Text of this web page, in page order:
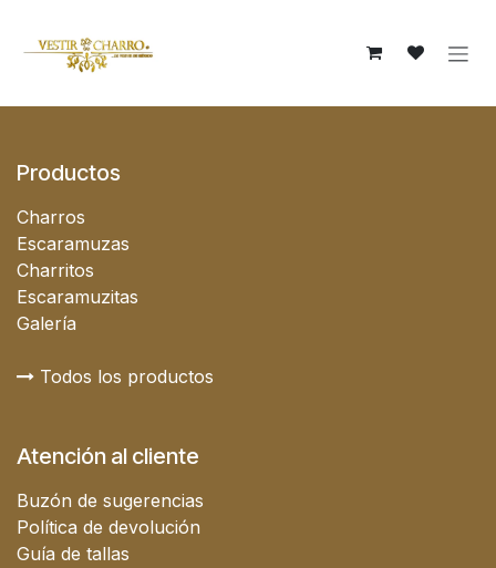
Productos
Charros
Escaramuzas
Charritos
Escaramuzitas
Galería
Todos los productos
Atención al cliente
Buzón de sugerencias
Política de devolución
Guía de tallas